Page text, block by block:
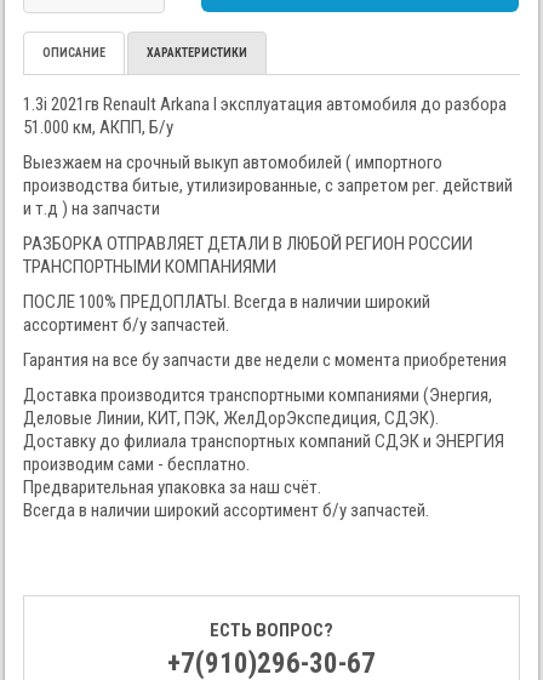
ОПИСАНИЕ ХАРАКТЕРИСТИКИ
1.3i 2021гв Renault Arkana I эксплуатация автомобиля до разбора
51.000 км, АКПП, Б/у
Выезжаем на срочный выкуп автомобилей ( импортного
производства битые, утилизированные, с запретом рег. действий
и т.д ) на запчасти
РАЗБОРКА ОТПРАВЛЯЕТ ДЕТАЛИ В ЛЮБОЙ РЕГИОН РОССИИ
ТРАНСПОРТНЫМИ КОМПАНИЯМИ
ПОСЛЕ 100% ПРЕДОПЛАТЫ. Всегда в наличии широкий
ассортимент б/у запчастей.
Гарантия на все бу запчасти две недели с момента приобретения
Доставка производится транспортными компаниями (Энергия,
Деловые Линии, КИТ, ПЭК, ЖелДорЭкспедиция, СДЭК).
Доставку до филиала транспортных компаний СДЭК и ЭНЕРГИЯ
производим сами - бесплатно.
Предварительная упаковка за наш счёт.
Всегда в наличии широкий ассортимент б/у запчастей.
ЕСТЬ ВОПРОС?
+7(910)296-30-67